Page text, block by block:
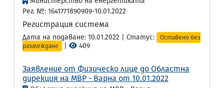
Рег. №: 1641771890909-10.01.2022
Регистрация система
Дата на подаване: 10.01.2022 | Статус:
Оставено без
разглеждане
409
Заявление от Физическо лице до Областна
дирекция на МВР - Варна от 10.01.2022